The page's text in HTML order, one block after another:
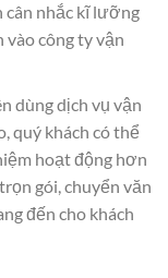
cân nhắc kĩ lưỡng
công ty vận
dùng dịch vụ vận
quý khách có thể
hoạt động hơn
gói, chuyển văn
đến cho khách